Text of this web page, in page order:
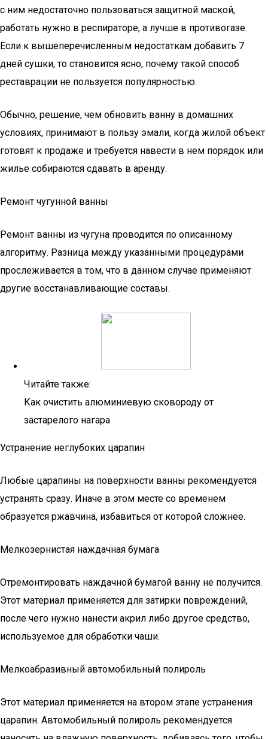
с ним недостаточно пользоваться защитной маской,
работать нужно в респираторе, а лучше в противогазе.
Если к вышеперечисленным недостаткам добавить 7
дней сушки, то становится ясно, почему такой способ
реставрации не пользуется популярностью.
Обычно, решение, чем обновить ванну в домашних
условиях, принимают в пользу эмали, когда жилой объект
готовят к продаже и требуется навести в нем порядок или
жилье собираются сдавать в аренду.
Ремонт чугунной ванны
Ремонт ванны из чугуна проводится по описанному
алгоритму. Разница между указанными процедурами
прослеживается в том, что в данном случае применяют
другие восстанавливающие составы.
Читайте также:
Как очистить алюминиевую сковороду от
застарелого нагара
Устранение неглубоких царапин
Любые царапины на поверхности ванны рекомендуется
устранять сразу. Иначе в этом месте со временем
образуется ржавчина, избавиться от которой сложнее.
Мелкозернистая наждачная бумага
Отремонтировать наждачной бумагой ванну не получится.
Этот материал применяется для затирки повреждений,
после чего нужно нанести акрил либо другое средство,
используемое для обработки чаши.
Мелкоабразивный автомобильный полироль
Этот материал применяется на втором этапе устранения
царапин. Автомобильный полироль рекомендуется